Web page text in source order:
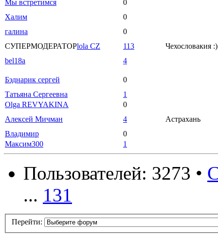
Мы встретимся
0
Халим
0
галина
0
СУПЕРМОДЕРАТОРlola CZ 113
Чехословакия :)
bel18a
4
Бэднарик сергей
0
Татьяна Сергеевна
1
Olga REVYAKINA
0
Алексей Мичман
4
Астрахань
Владимир
0
Максим300
1
Пользователей: 3273 •
... 131
Перейти: